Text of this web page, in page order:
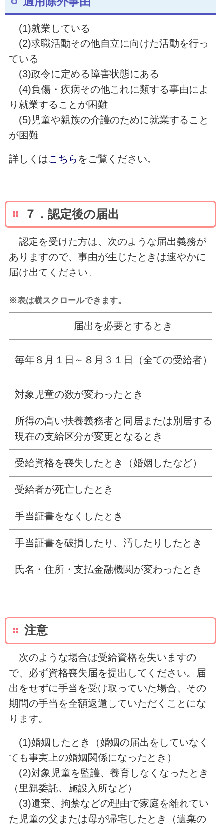
(1)就業している
(2)求職活動その他自立に向けた活動を行っ
ている
(3)政令に定める障害状態にある
(4)負傷・疾病その他これに類する事由によ
り就業することが困難
(5)児童や親族の介護のために就業すること
が困難
詳しくはこちら をご覧ください。
７．認定後の届出
認定を受けた方は、次のような届出義務が
ありますので、事由が生じたときは速やかに
届け出てください。
※表は横スクロールできます。
届出を必要とするとき
毎年８月１日～８月３１日（全ての受給者）
対象児童の数が変わったとき
所得の高い扶養義務者と同居または別居する
現在の支給区分が変更となるとき
受給資格を喪失したとき（婚姻したなど）
受給者が死亡したとき
手当証書をなくしたとき
手当証書を破損したり、汚したりしたとき
氏名・住所・支払金融機関が変わったとき
注意
次のような場合は受給資格を失いますの
で、必ず資格喪失届を提出してください。届
出をせずに手当を受け取っていた場合、その
期間の手当を全額返還していただくことにな
ります。
(1)婚姻したとき（婚姻の届出をしていなく
ても事実上の婚姻関係になったとき）
(2)対象児童を監護、養育しなくなったとき
（里親委託、施設入所など）
(3)遺棄、拘禁などの理由で家庭を離れてい
た児童の父または母が帰宅したとき（遺棄の